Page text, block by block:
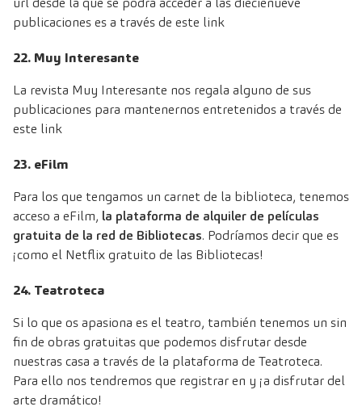
publicaciones es a través de este link
22. Muy Interesante
La revista Muy Interesante nos regala alguno de sus
publicaciones para mantenernos entretenidos a través de
este link
23. eFilm
Para los que tengamos un carnet de la biblioteca, tenemos
acceso a eFilm, la plataforma de alquiler de películas
gratuita de la red de Bibliotecas. Podríamos decir que es
¡como el Netflix gratuito de las Bibliotecas!
24. Teatroteca
Si lo que os apasiona es el teatro, también tenemos un sin
fin de obras gratuitas que podemos disfrutar desde
nuestras casa a través de la plataforma de Teatroteca.
Para ello nos tendremos que registrar en y ¡a disfrutar del
arte dramático!